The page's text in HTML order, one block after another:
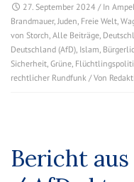
27. September 2024 / In Ampel
Brandmauer, Juden Freie Welt
von Storch Alle Beiträge
Deutschland (AfD) Islam
Sicherheit Grüne
rechtlicher Rundfunk / Von
Bericht